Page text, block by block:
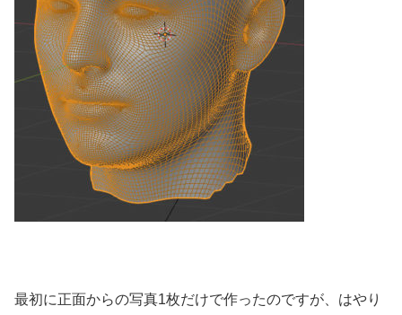
最初に正面からの写真1枚だけで作ったのですが、はやり